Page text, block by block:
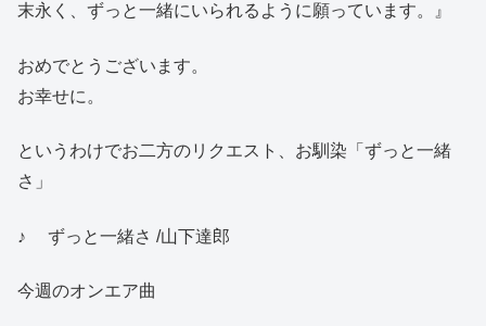
末永く、ずっと一緒にいられるように願っています。』
おめでとうございます。
お幸せに。
というわけでお二方のリクエスト、お馴染「ずっと一緒
さ」
♪ ずっと一緒さ /山下達郎
今週のオンエア曲